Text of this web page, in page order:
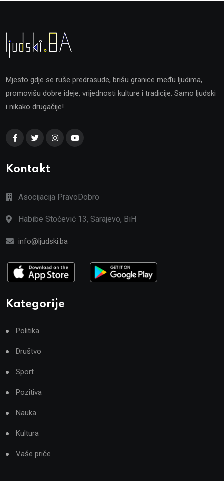
Mjesto gdje se ruše predrasude, brišu granice među ljudima,
promovišu dobre ideje, vrijednosti kulture i tradicije. Samo ljudski
i nikako drugačije!
Kontakt
Asocijacija PravoDobro
Habibe Stočević 13, Sarajevo, BiH
info@ljudski.ba
Kategorije
Politika
Društvo
Sport
Pozitiva
Nauka
Kultura
Vaše priče